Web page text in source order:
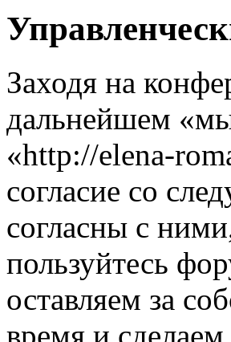
Заходя на
дальнейшем
«http://elena-
согласие со
согласны с
пользуйтесь
оставляем за
время и